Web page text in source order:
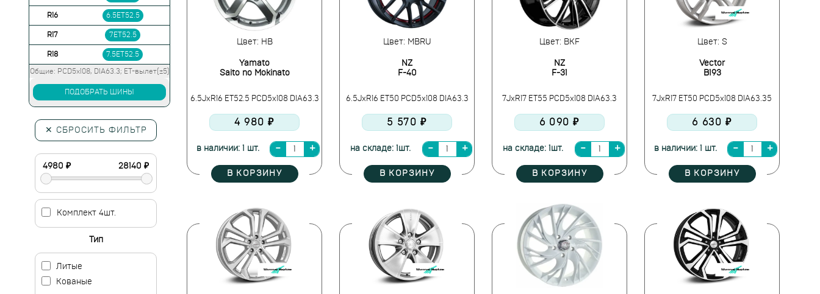
Цвет: HB
Yamato
Saito no Mokinato
6.5JxR16 ET52.5 PCD5x108 DIA63.3
4 980 ₽
в наличии: 1 шт.
В КОРЗИНУ
Цвет: MBRU
NZ
F-40
6.5JxR16 ET50 PCD5x108 DIA63.3
5 570 ₽
на складе: 1шт.
В КОРЗИНУ
Цвет: BKF
NZ
F-31
7JxR17 ET55 PCD5x108 DIA63.3
6 090 ₽
на складе: 1шт.
В КОРЗИНУ
Цвет: S
Vector
B193
7JxR17 ET50 PCD5x108 DIA63.35
6 630 ₽
в наличии: 1 шт.
В КОРЗИНУ
R16 6.5ET52.5
R17 7ET52.5
R18 7.5ET52.5
Общие: PCD5x108, DIA63.3; ET-вылет(±5)
ПОДОБРАТЬ ШИНЫ
✕ СБРОСИТЬ ФИЛЬТР
Комплект 4шт.
Тип
Литые
Кованые